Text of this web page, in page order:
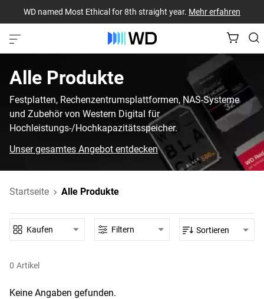
WD named Most Ethical for 8th straight year. Mehr erfahren
Alle Produkte‎
Festplatten, Rechenzentrumsplattformen, NAS-Systeme
und Zubehör von Western Digital für
Hochleistungs-/Hochkapazitätsspeicher.
Unser gesamtes Angebot entdecken
Startseite Alle Produkte
0 Artikel
Kaufen Filtern Sortieren
Keine Angaben gefunden.